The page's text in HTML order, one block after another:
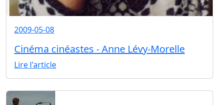
2009-05-08
Cinéma cinéastes - Anne Lévy-Morelle
Lire l'article